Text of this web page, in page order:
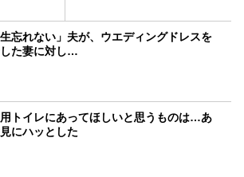
生忘れない」夫が、ウエディングドレスを
た妻に対し…
トイレにあってほしいと思うものは…あ
にハッとした